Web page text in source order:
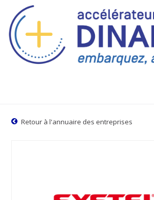
Retour à l'annuaire des entreprises
Cookies management panel